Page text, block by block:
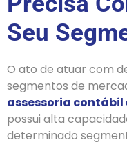
Seu
O ato de atuar com
segmentos de
assessoria contábil
possui alta
determinado